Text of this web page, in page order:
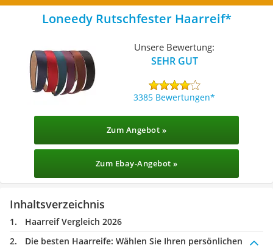
Loneedy Rutschfester Haarreif
Unsere Bewertung:
SEHR GUT
3385 Bewertungen
Zum Angebot »
Zum Ebay-Angebot »
Inhaltsverzeichnis
Haarreif Vergleich 2026
Die besten Haarreife: Wählen Sie Ihren persönlichen